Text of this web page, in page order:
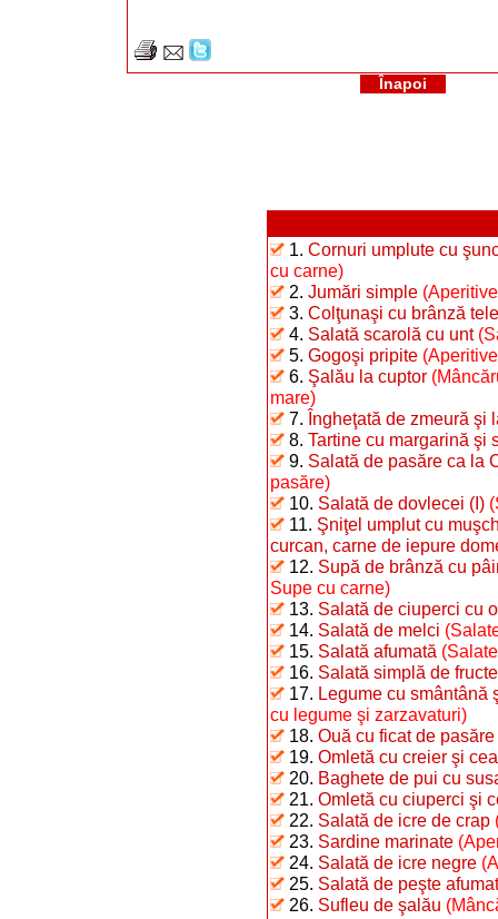
Înapoi
1. Cornuri umplute cu
cu carne)
2. Jumări simple
3. Colţunaşi cu brânză
4. Salată scarolă cu unt
5. Gogoşi pripite
6. Şalău la cuptor
mare)
7. Îngheţată de zmeură şi
8. Tartine cu margarină şi
9. Salată de pasăre ca la
pasăre)
10. Salată de dovlecei (I)
11. Şniţel umplut cu
curcan, carne de iepure
12. Supă de brânză cu
Supe cu carne)
13. Salată de ciuperci cu
14. Salată de melci
15. Salată afumată
16. Salată simplă de fructe
17. Legume cu smântână
cu legume şi zarzavaturi)
18. Ouă cu ficat de pasăre
19. Omletă cu creier şi
20. Baghete de pui cu
21. Omletă cu ciuperci şi
22. Salată de icre de crap
23. Sardine marinate
24. Salată de icre negre
25. Salată de peşte
26. Sufleu de şalău